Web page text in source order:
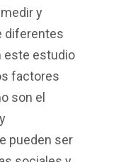
y
diferentes
este estudio
factores
son el
pueden ser